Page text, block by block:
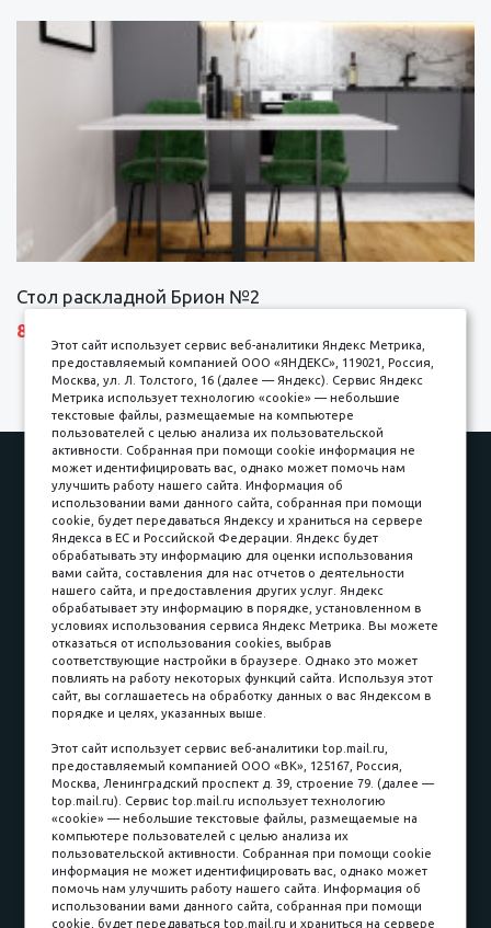
Стол раскладной Брион №2
8690 р.
Наши работы
Оплата
Доставка и сборка
Гарантии
Карьера в компании
Контакты
Принимаем к оплате
Наличные
пл. Соляная, 6, стр. 16
8 (3822) 60-70-30
8 (3822) 50-39-09
8 (3822) 22-77-68
8 (3822) 50-48-50
Этот сайт использует сервис веб-аналитики Яндекс Метрика,
предоставляемый компанией ООО «ЯНДЕКС», 119021, Россия,
Москва, ул. Л. Толстого, 16 (далее — Яндекс). Сервис Яндекс
Метрика использует технологию «cookie» — небольшие
текстовые файлы, размещаемые на компьютере
пользователей с целью анализа их пользовательской
активности. Собранная при помощи cookie информация не
может идентифицировать вас, однако может помочь нам
улучшить работу нашего сайта. Информация об
использовании вами данного сайта, собранная при помощи
cookie, будет передаваться Яндексу и храниться на сервере
Яндекса в ЕС и Российской Федерации. Яндекс будет
обрабатывать эту информацию для оценки использования
вами сайта, составления для нас отчетов о деятельности
нашего сайта, и предоставления других услуг. Яндекс
обрабатывает эту информацию в порядке, установленном в
условиях использования сервиса Яндекс Метрика. Вы можете
отказаться от использования cookies, выбрав
соответствующие настройки в браузере. Однако это может
повлиять на работу некоторых функций сайта. Используя этот
сайт, вы соглашаетесь на обработку данных о вас Яндексом в
порядке и целях, указанных выше.
Этот сайт использует сервис веб-аналитики top.mail.ru,
предоставляемый компанией ООО «ВК», 125167, Россия,
Москва, Ленинградский проспект д. 39, строение 79. (далее —
top.mail.ru). Сервис top.mail.ru использует технологию
«cookie» — небольшие текстовые файлы, размещаемые на
компьютере пользователей с целью анализа их
пользовательской активности. Собранная при помощи cookie
информация не может идентифицировать вас, однако может
помочь нам улучшить работу нашего сайта. Информация об
использовании вами данного сайта, собранная при помощи
cookie, будет передаваться top.mail.ru и храниться на сервере